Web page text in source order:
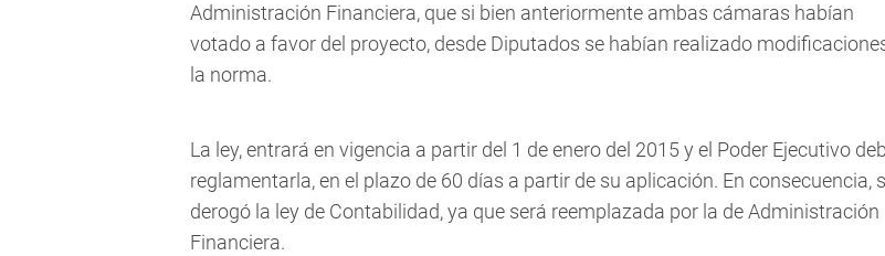
Administración Financiera, que si bien anteriormente ambas cámaras habían
votado a favor del proyecto, desde Diputados se habían realizado
la norma.
La ley, entrará en vigencia a partir del 1 de enero del 2015 y el Poder Ejecutivo
reglamentarla, en el plazo de 60 días a partir de su aplicación. En consecuencia,
derogó la ley de Contabilidad, ya que será reemplazada por la de Administración
Financiera.